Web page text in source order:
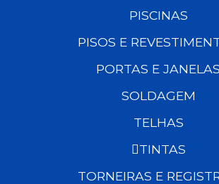
PISCINAS
PISOS E
PORTAS E JANELAS
SOLDAGEM
TELHAS
TINTAS
TORNEIRAS E